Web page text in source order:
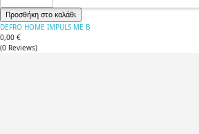
Προσθήκη στο καλάθι
DEFRO HOME IMPULS ME B
0,00 €
(0 Reviews)